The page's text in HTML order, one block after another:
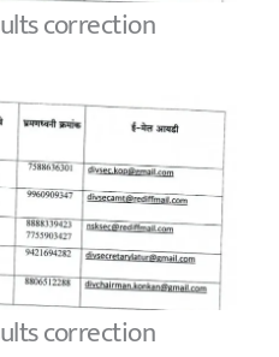
correction
correction